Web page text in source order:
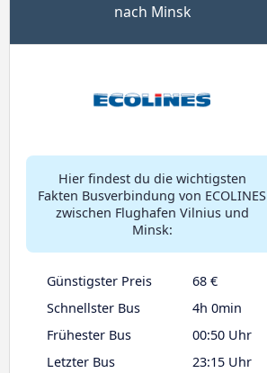
nach Minsk
Hier findest du die wichtigsten
Fakten Busverbindung von ECOLINES
zwischen Flughafen Vilnius und
Minsk:
Günstigster Preis
68 €
Schnellster Bus
4h 0min
Frühester Bus
00:50 Uhr
Letzter Bus
23:15 Uhr